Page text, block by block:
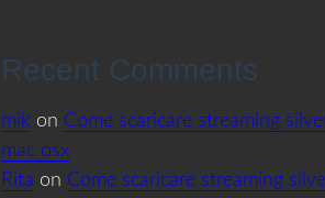
Recent Comments
mik on Come scaricare streaming
mac osx
Rita on Come scaricare streaming